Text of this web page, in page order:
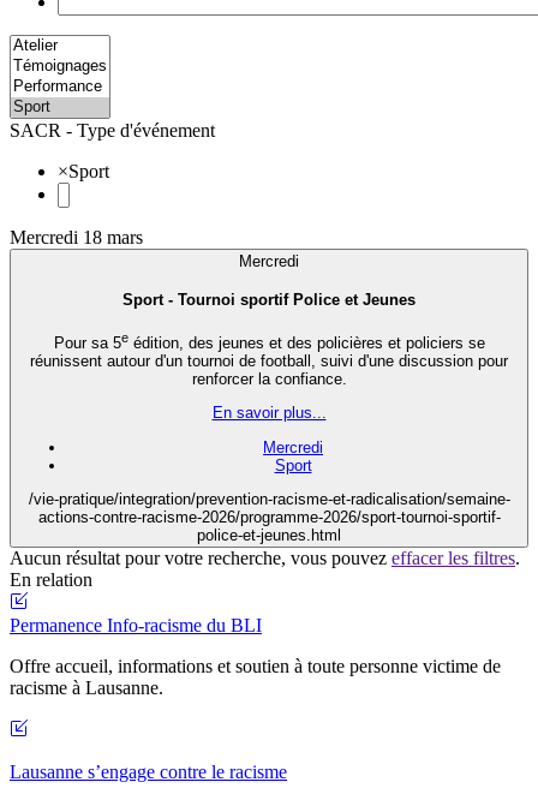
SACR - Type d'événement
×Sport
Mercredi 18 mars
Mercredi
Sport - Tournoi sportif Police et Jeunes
Pour sa 5eédition, des jeunes et des policières et policiers se
réunissent autour d'un tournoi de football, suivi d'une discussion pour
renforcer la confiance.
En savoir plus...
Mercredi
Sport
/vie-pratique/integration/prevention-racisme-et-radicalisation/semaine-
actions-contre-racisme-2026/programme-2026/sport-tournoi-sportif-
police-et-jeunes.html
Aucun résultat pour votre recherche, vous pouvez effacer les filtres.
En relation
Permanence Info-racisme du BLI
Offre accueil, informations et soutien à toute personne victime de
racisme à Lausanne.
Lausanne s’engage contre le racisme